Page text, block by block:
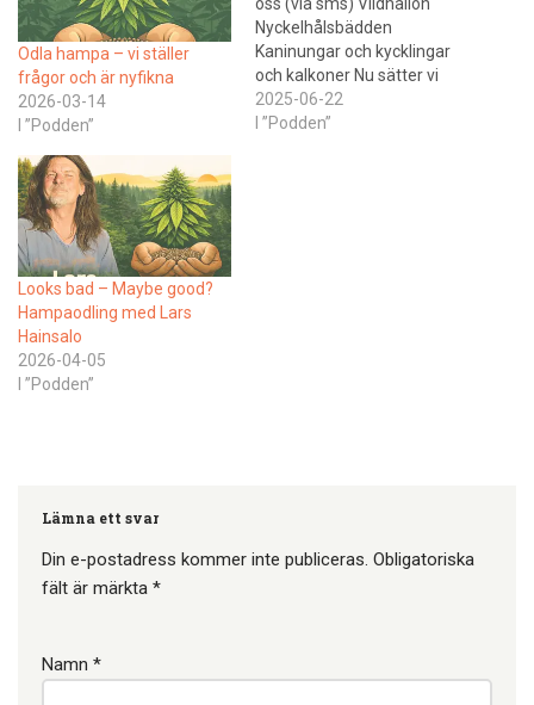
Odla hampa – vi ställer
frågor och är nyfikna
2026-03-14
I ”Podden”
Nyckelhålsbädden
Kaninungar och kycklingar
och kalkoner Nu sätter vi
potatislökVi har fått frågor
om vi säljer men nu är målet
2025-06-22
I ”Podden”
Looks bad – Maybe good?
Hampaodling med Lars
Hainsalo
2026-04-05
I ”Podden”
Lämna ett svar
Din e-postadress kommer inte publiceras. Obligatoriska
fält är märkta *
Namn *